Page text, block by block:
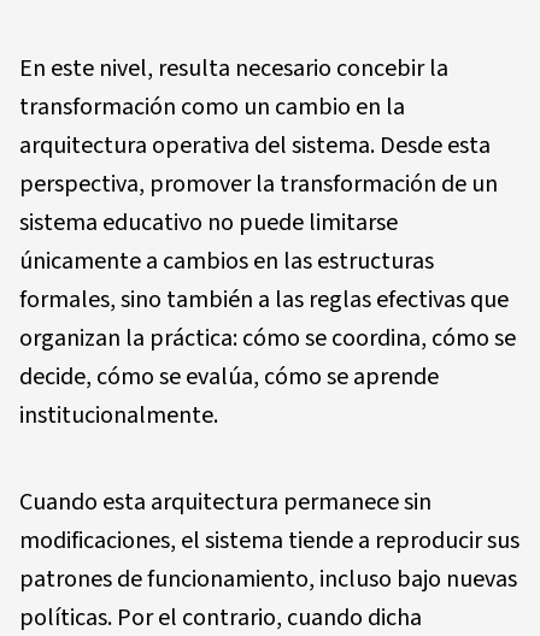
En este nivel, resulta necesario concebir la
transformación como un cambio en la
arquitectura operativa del sistema. Desde esta
perspectiva, promover la transformación de un
sistema educativo no puede limitarse
únicamente a cambios en las estructuras
formales, sino también a las reglas efectivas que
organizan la práctica: cómo se coordina, cómo se
decide, cómo se evalúa, cómo se aprende
institucionalmente.
Cuando esta arquitectura permanece sin
modificaciones, el sistema tiende a reproducir sus
patrones de funcionamiento, incluso bajo nuevas
políticas. Por el contrario, cuando dicha